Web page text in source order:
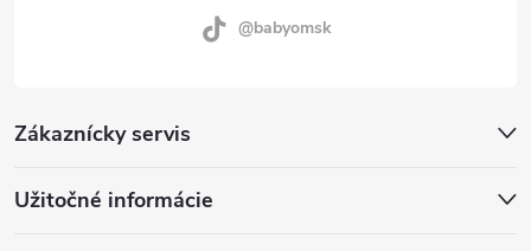
Zákaznícky servis
Užitočné informácie
@babyomsk